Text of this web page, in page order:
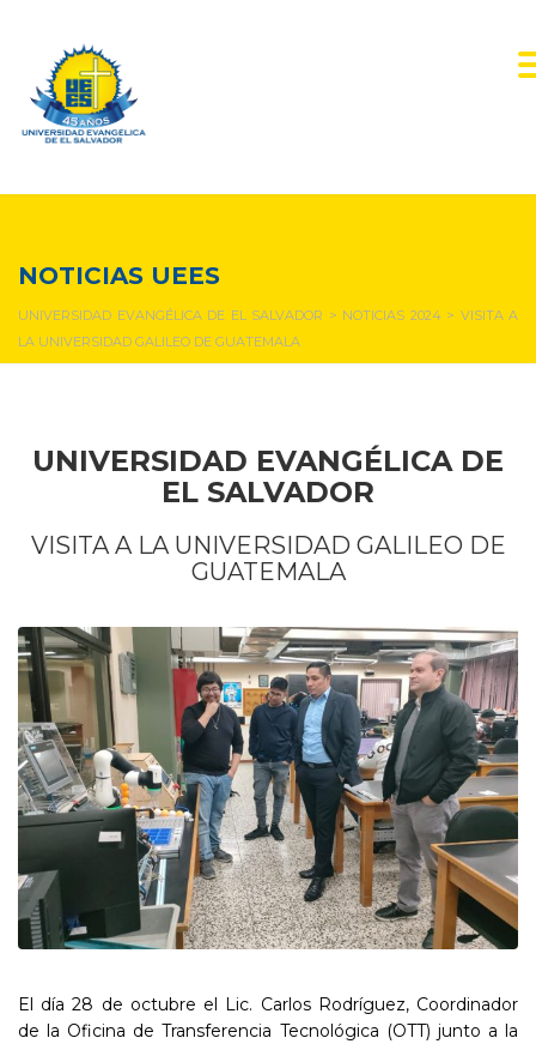
NOTICIAS UEES
UNIVERSIDAD EVANGÉLICA DE EL SALVADOR > NOTICIAS 2024> VISITA A
LA UNIVERSIDAD GALILEO DE GUATEMALA
UNIVERSIDAD EVANGÉLICA DE
EL SALVADOR
VISITA A LA UNIVERSIDAD GALILEO DE
GUATEMALA
El día 28 de octubre el Lic. Carlos Rodríguez, Coordinador
de la Oficina de Transferencia Tecnológica (OTT) junto a la